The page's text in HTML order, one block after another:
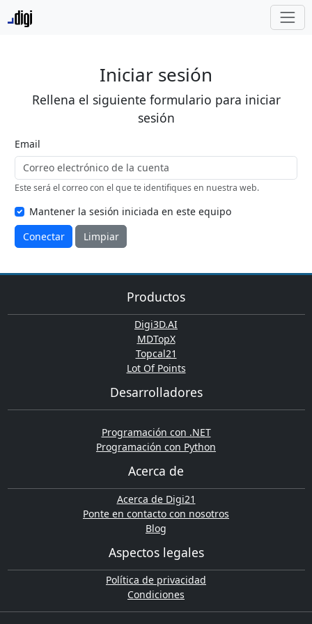
Iniciar sesión
Rellena el siguiente formulario para iniciar
sesión
Email
Este será el correo con el que te identifiques en nuestra web.
Mantener la sesión iniciada en este equipo
Conectar
Limpiar
Productos
Digi3D.AI
MDTopX
Topcal21
Lot Of Points
Desarrolladores
Programación con .NET
Programación con Python
Acerca de
Acerca de Digi21
Ponte en contacto con nosotros
Blog
Aspectos legales
Política de privacidad
Condiciones